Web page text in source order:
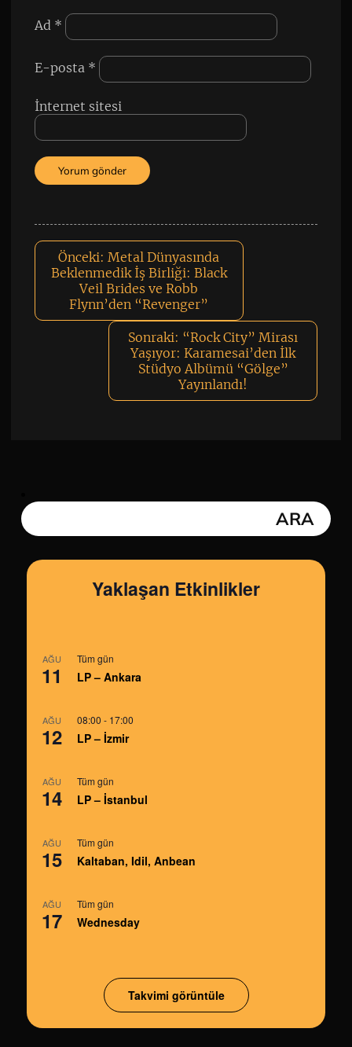
Ad *
E-posta *
İnternet sitesi
Önceki: Metal Dünyasında
Beklenmedik İş Birliği: Black
Veil Brides ve Robb
Flynn’den “Revenger”
Sonraki: “Rock City” Mirası
Yaşıyor: Karamesai’den İlk
Stüdyo Albümü “Gölge”
Yayınlandı!
Yaklaşan Etkinlikler
AĞU
11
Tüm gün
LP – Ankara
AĞU
12
08:00 - 17:00
LP – İzmir
AĞU
14
Tüm gün
LP – İstanbul
AĞU
15
Tüm gün
Kaltaban, Idil, Anbean
AĞU
17
Tüm gün
Wednesday
Takvimi görüntüle